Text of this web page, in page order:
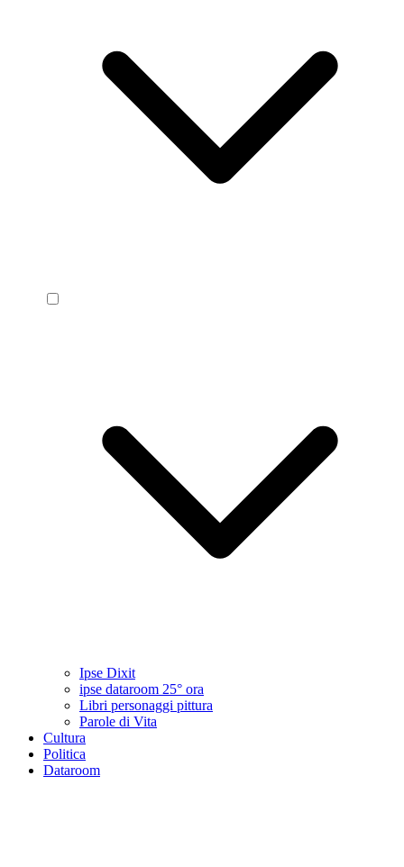
Ipse Dixit
ipse dataroom 25° ora
Libri personaggi pittura
Parole di Vita
Cultura
Politica
Dataroom